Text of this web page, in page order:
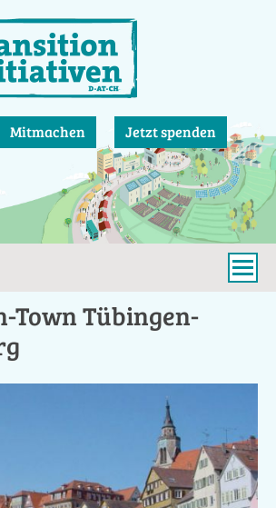
Mitmachen Jetzt spenden
Town Tübingen-